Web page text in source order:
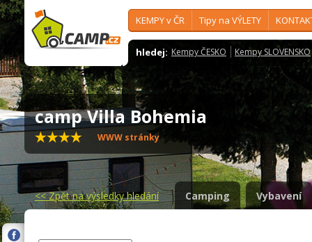
KEMPY v ČR Tipy na VÝLETY
hledej: Kempy ČESKO Kempy SLOVENSKO
camp Villa Bohemia
WWW stránky
<<Zpět na výsledky hledání Camping Vybavení